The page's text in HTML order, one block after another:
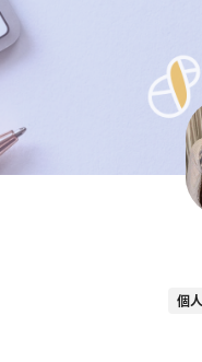
個